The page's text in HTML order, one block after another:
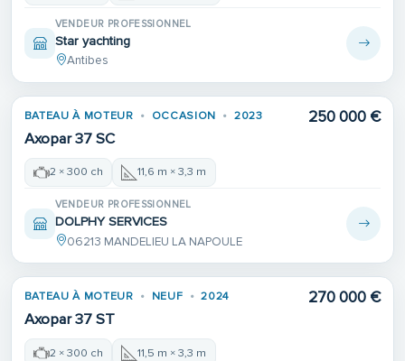
VENDEUR PROFESSIONNEL
Star yachting
Antibes
BATEAU À MOTEUR OCCASION 2023
Axopar 37 SC
250 000 €
2 × 300 ch 11,6 m × 3,3 m
VENDEUR PROFESSIONNEL
DOLPHY SERVICES
06213 MANDELIEU LA NAPOULE
BATEAU À MOTEUR NEUF 2024
Axopar 37 ST
270 000 €
2 × 300 ch 11,5 m × 3,3 m